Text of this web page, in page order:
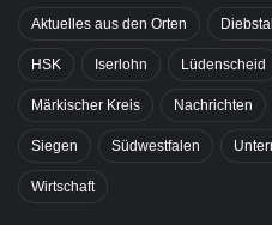
Aktuelles aus den Orten
HSK Iserlohn Lüdenscheid
Märkischer Kreis Nachrichten
Siegen Südwestfalen
Wirtschaft